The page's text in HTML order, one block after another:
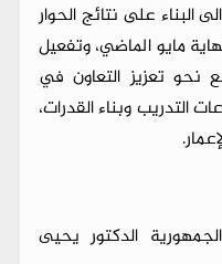
البناء على نتائج الحوار
مايو الماضي، وتفعيل
نحو تعزيز التعاون في
وبناء القدرات،
الدكتور يحيى